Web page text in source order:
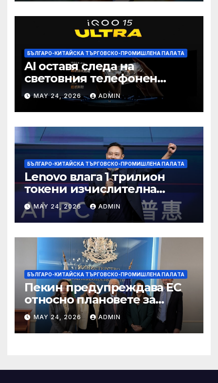
БЪЛГАРО-КИТАЙСКА ТЪРГОВСКО-ПРОМИШЛЕНА ПАЛAТА
AI оставя следа на
световния телефонен
пазар
MAY 24, 2026 ADMIN
БЪЛГАРО-КИТАЙСКА ТЪРГОВСКО-ПРОМИШЛЕНА ПАЛAТА
Lenovo влага 1 трилион
токени изчислителна
мощност в AI екосистемата
MAY 24, 2026 ADMIN
БЪЛГАРО-КИТАЙСКА ТЪРГОВСКО-ПРОМИШЛЕНА ПАЛAТА
Пекин предупреждава ЕС
относно плановете за
насочване към китайски
продукти
MAY 24, 2026 ADMIN